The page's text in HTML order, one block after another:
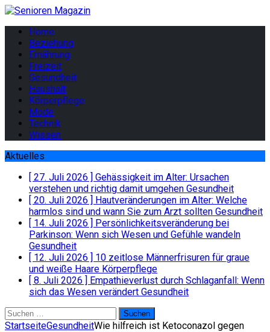
Home
Beziehung
Ernährung
Freizeit
Gesundheit
Haushalt
Körperpflege
Mode
Technik
Wissen
Aktuelles
[ 27. Juli 2026 ] Gehässigkeit im Alter: Ursachen
verstehen und richtig damit umgehen Gesundheit
[ 20. Juli 2026 ] Hautveränderungen im Alter: Welche
harmlos sind und wann Sie zum Arzt sollten Gesundheit
[ 14. Juli 2026 ] Persönlichkeitsveränderung bei
Parkinson: Wenn sich Wesen und Gefühle wandeln
Gesundheit
[ 12. Juli 2026 ] 10 zeitlose Männerfrisuren für graue
und weiße Haare Körperpflege
[ 8. Juli 2026 ] Empathieverlust durch Schlaganfall: Wenn
sich das Wesen verändert Gesundheit
Suchen
nach:
StartseiteGesundheitWie hilfreich ist Ketoconazol gegen